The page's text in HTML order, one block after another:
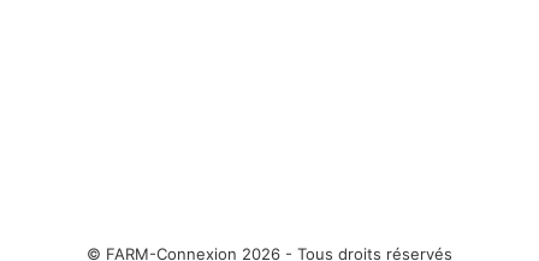
© FARM-Connexion 2026 - Tous droits réservés